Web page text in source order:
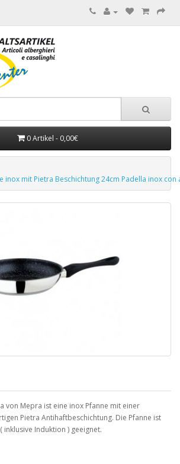
0 Artikel - 0,00€
inox mit Pietra Beschichtung 24cm Padella inox
von Mepra ist eine inox Pfanne mit einer
Pietra Antihaftbeschichtung. Die Pfanne ist
inklusive Induktion ) geeignet.